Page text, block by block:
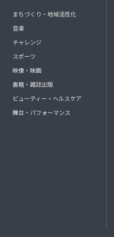
まちづくり・地域活性化
音楽
チャレンジ
スポーツ
映像・映画
書籍・雑誌出版
ビューティー・ヘルスケア
舞台・パフォーマンス